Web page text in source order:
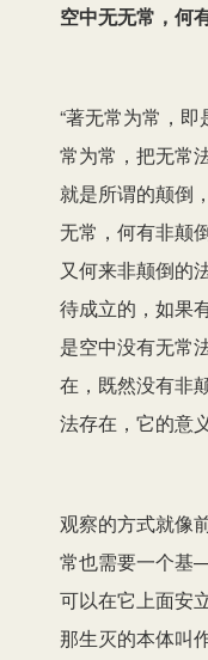
空中无无常，何
“著无常为常，
常为常，把无常
就是所谓的颠倒
无常，何有非颠
又何来非颠倒的
待成立的，如果
是空中没有无常
在，既然没有非
法存在，它的意
观察的方式就像
常也需要一个基
可以在它上面安
那生灭的本体叫